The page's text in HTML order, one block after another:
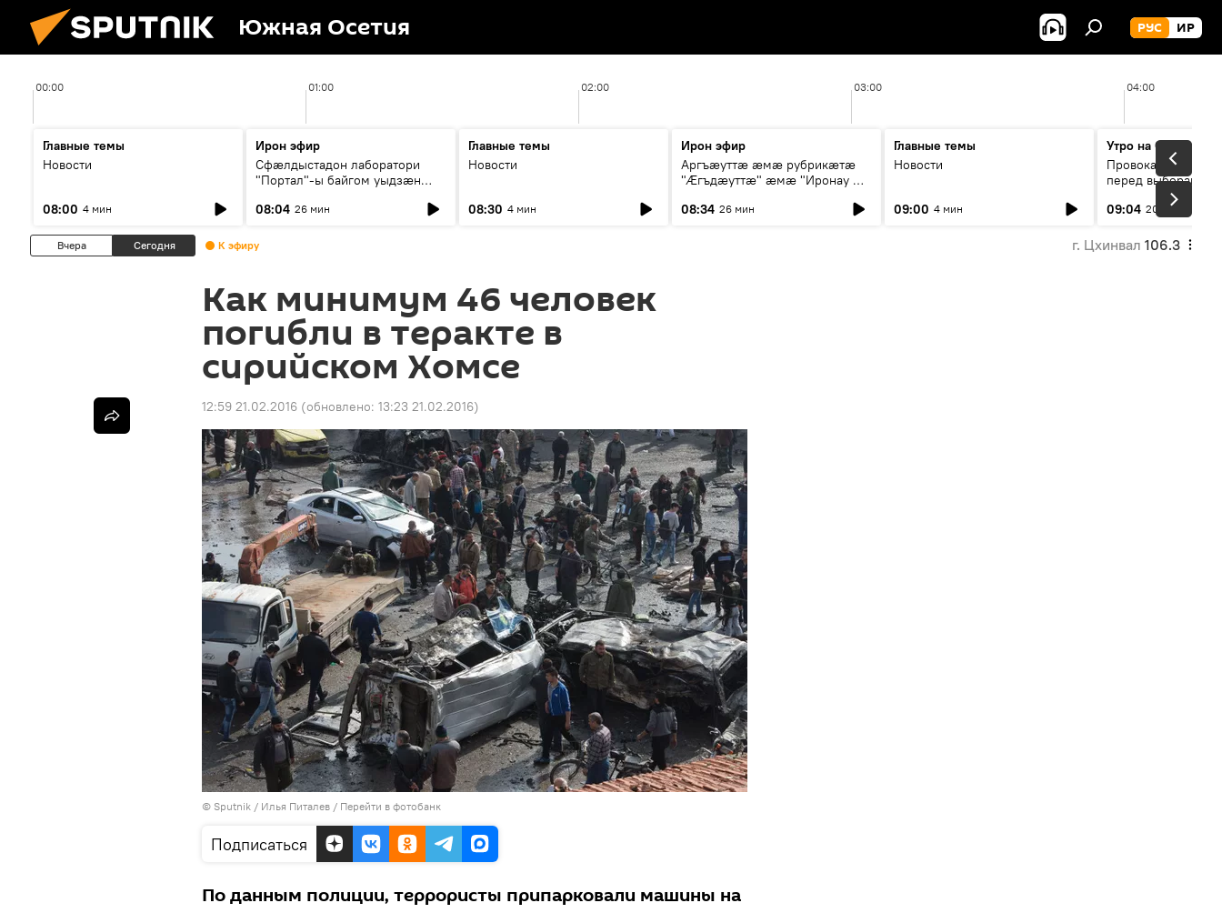
Южная Осетия РУС ИР
00:00 01:00 02:00 03:00 04:00
Главные темы
Новости
08:00 4 мин
Ирон эфир
Сфæлдыстадон лаборатори
"Портал"-ы байгом уыдзæн
Æхсары куыстыты равдыст
08:04 26 мин
Главные темы
Новости
08:30 4 мин
Ирон эфир
Аргъæуттæ æмæ рубрикæтæ
"Æгъдæуттæ" æмæ "Иронау æй
08:34 26 мин
Главные темы
Новости
09:00 4 мин
Утро на Спутнике
Провокации со
перед выборами в
09:04 20 мин
Вчера Сегодня К эфиру г. Цхинвал 106.3
Как минимум 46 человек
погибли в теракте в
сирийском Хомсе
12:59 21.02.2016 (обновлено: 13:23 21.02.2016)
© Sputnik / Илья Питалев / Перейти в фотобанк
Подписаться
По данным полиции, террористы припарковали машины на